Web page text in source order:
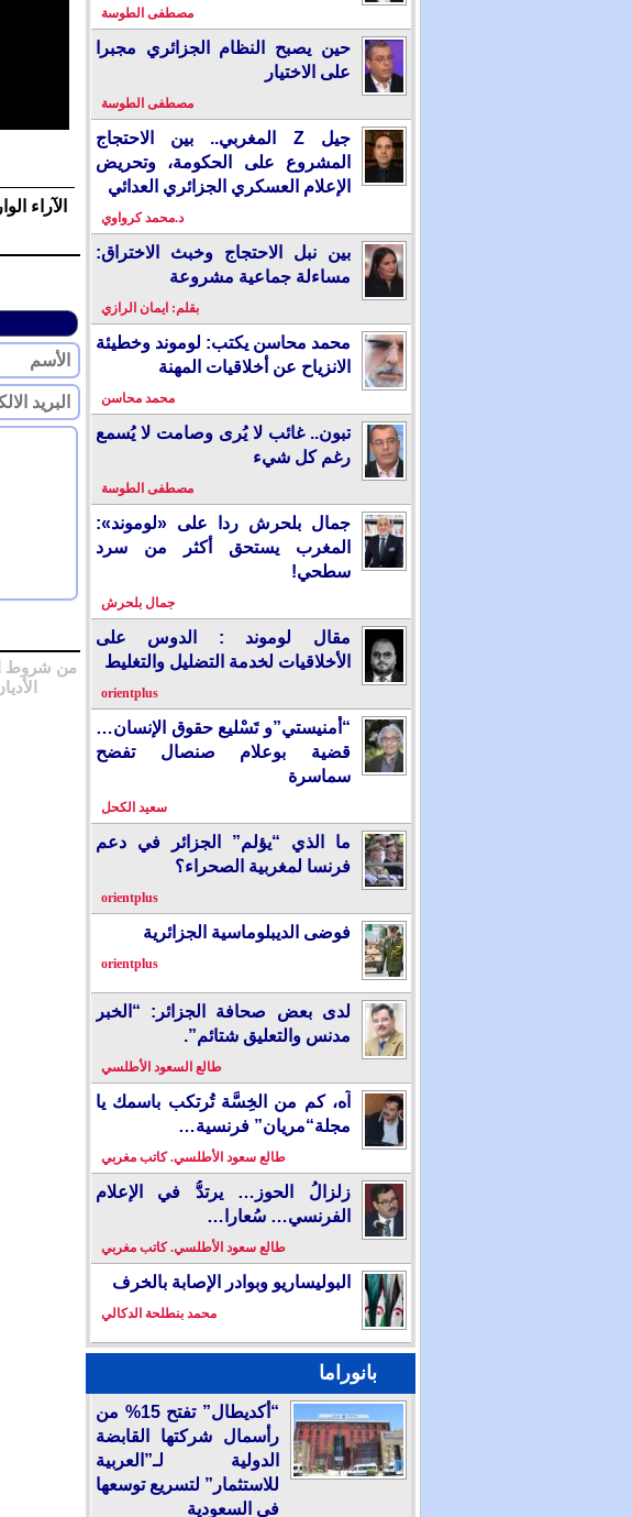
مصطفى الطوسة
حين يصبح النظام الجزائري مجبرا
على الاختيار
مصطفى الطوسة
جيل Z المغربي.. بين الاحتجاج
المشروع على الحكومة، وتحريض
الإعلام العسكري الجزائري العدائي
د.محمد كرواوي
بين نبل الاحتجاج وخبث الاختراق:
مساءلة جماعية مشروعة
بقلم: ايمان الرازي
محمد محاسن يكتب: لوموند وخطيئة
الانزياح عن أخلاقيات المهنة
محمد محاسن
تبون.. غائب لا يُرى وصامت لا يُسمع
رغم كل شيء
مصطفى الطوسة
جمال بلحرش ردا على «لوموند»:
المغرب يستحق أكثر من سرد
سطحي!
جمال بلحرش
مقال لوموند : الدوس على
الأخلاقيات لخدمة التضليل والتغليط
orientplus
“أمنيستي”و تَسْليع حقوق الإنسان…
قضية بوعلام صنصال تفضح
سماسرة
سعيد الكحل
ما الذي “يؤلم” الجزائر في دعم
فرنسا لمغربية الصحراء؟
orientplus
فوضى الديبلوماسية الجزائرية
orientplus
لدى بعض صحافة الجزائر: “الخبر
مدنس والتعليق شتائم”.
طالع السعود الأطلسي
آه، كم من الخِسَّة تُرتكب باسمك يا
مجلة“مريان” فرنسية…
طالع سعود الأطلسي. كاتب مغربي
زلزالُ الحوز… يرتدُّ في الإعلام
الفرنسي… سُعارا…
طالع سعود الأطلسي. كاتب مغربي
البوليساريو وبوادر الإصابة بالخرف
محمد بنطلحة الدكالي
بانوراما
“أكديطال” تفتح 15% من
رأسمال شركتها القابضة
الدولية لـ”العربية
للاستثمار” لتسريع توسعها
في السعودية
الآراء
من شروط